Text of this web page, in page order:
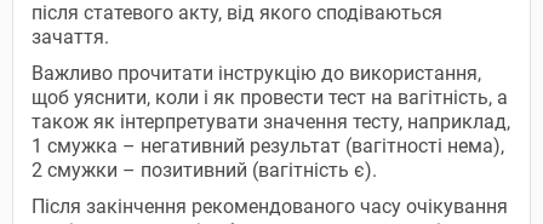
після статевого акту, від якого сподіваються
зачаття.
Важливо прочитати інструкцію до використання,
щоб уяснити, коли і як провести тест на вагітність, а
також як інтерпретувати значення тесту, наприклад,
1 смужка – негативний результат (вагітності нема),
2 смужки – позитивний (вагітність є).
Після закінчення рекомендованого часу очікування